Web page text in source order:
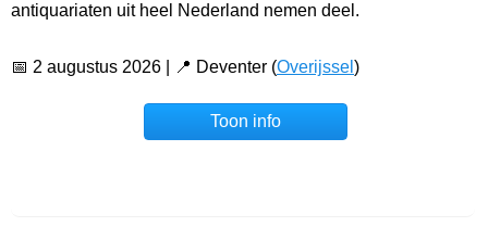
antiquariaten uit heel Nederland nemen deel.
📅 2 augustus 2026 | 📍 Deventer (Overijssel )
Toon info